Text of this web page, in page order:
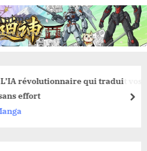
et Jeux Vidéo
révolutionnaire qui traduit vos
effort